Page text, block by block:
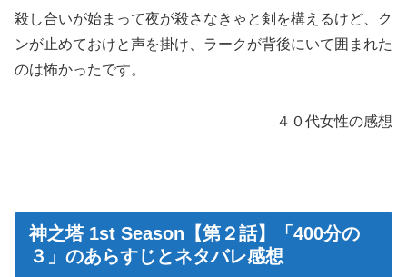
殺し合いが始まって夜が殺さなきゃと剣を構えるけど、ク
ンが止めておけと声を掛け、ラークが背後にいて囲まれた
のは怖かったです。
４０代女性の感想
神之塔 1st Season【第２話】「400分の
３」のあらすじとネタバレ感想